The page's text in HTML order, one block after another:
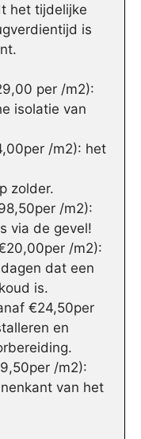
het tijdelijke
is
per /m2):
isolatie van
/m2): het
zolder.
/m2):
via de gevel!
/m2):
dat een
is.
€24,50per
en
/m2):
van het